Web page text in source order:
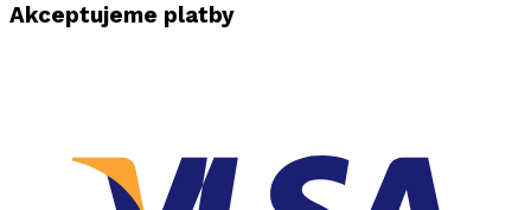
Akceptujeme platby